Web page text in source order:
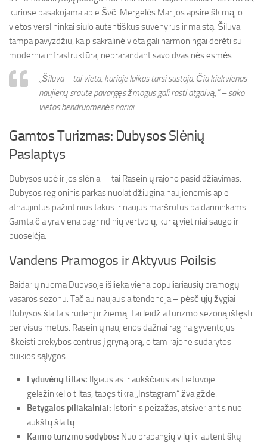
kuriose pasakojama apie Švč. Mergelės Marijos apsireiškimą, o
vietos verslininkai siūlo autentiškus suvenyrus ir maistą. Šiluva
tampa pavyzdžiu, kaip sakralinė vieta gali harmoningai derėti su
modernia infrastruktūra, neprarandant savo dvasinės esmės.
„Šiluva – tai vieta, kurioje laikas tarsi sustoja. Čia kiekvienas
naujienų sraute pavargęs žmogus gali rasti atgaivą,“ – sako
vietos bendruomenės nariai.
Gamtos Turizmas: Dubysos Slėnių
Paslaptys
Dubysos upė ir jos slėniai – tai Raseinių rajono pasididžiavimas.
Dubysos regioninis parkas nuolat džiugina naujienomis apie
atnaujintus pažintinius takus ir naujus maršrutus baidarininkams.
Gamta čia yra viena pagrindinių vertybių, kurią vietiniai saugo ir
puoselėja.
Vandens Pramogos ir Aktyvus Poilsis
Baidarių nuoma Dubysoje išlieka viena populiariausių pramogų
vasaros sezonu. Tačiau naujausia tendencija – pėsčiųjų žygiai
Dubysos šlaitais rudenį ir žiemą. Tai leidžia turizmo sezoną ištęsti
per visus metus. Raseinių naujienos dažnai ragina gyventojus
iškeisti prekybos centrus į gryną orą, o tam rajone sudarytos
puikios sąlygos.
Lyduvėnų tiltas: Ilgiausias ir aukščiausias Lietuvoje
geležinkelio tiltas, tapęs tikra „Instagram“ žvaigžde.
Betygalos piliakalniai: Istorinis peizažas, atsiveriantis nuo
aukštų šlaitų.
Kaimo turizmo sodybos: Nuo prabangių vilų iki autentiškų